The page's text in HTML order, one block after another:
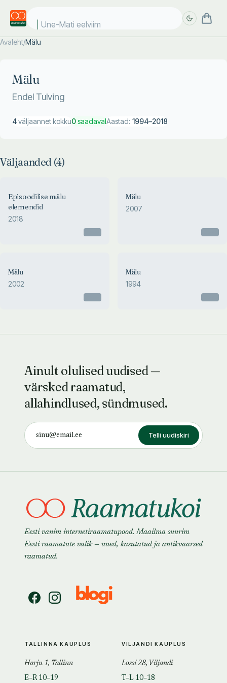
Une-Mati eelviima
Avaleht/Mälu
Mälu
Endel Tulving
4väljaannet kokku0saadavalAastad: 1994–2018
Väljaanded (4)
Episoodilise mälu
elemendid
2018
Mälu
2007
Mälu
2002
Mälu
1994
Ainult olulised uudised —
värsked raamatud,
allahindlused, sündmused.
Telli uudiskiri
Eesti vanim internetiraamatupood. Maailma suurim
Eesti raamatute valik — uued, kasutatud ja antikvaarsed
raamatud.
TALLINNA KAUPLUS
Harju 1, Tallinn
E–R 10–19
VILJANDI KAUPLUS
Lossi 28, Viljandi
T–L 10–18